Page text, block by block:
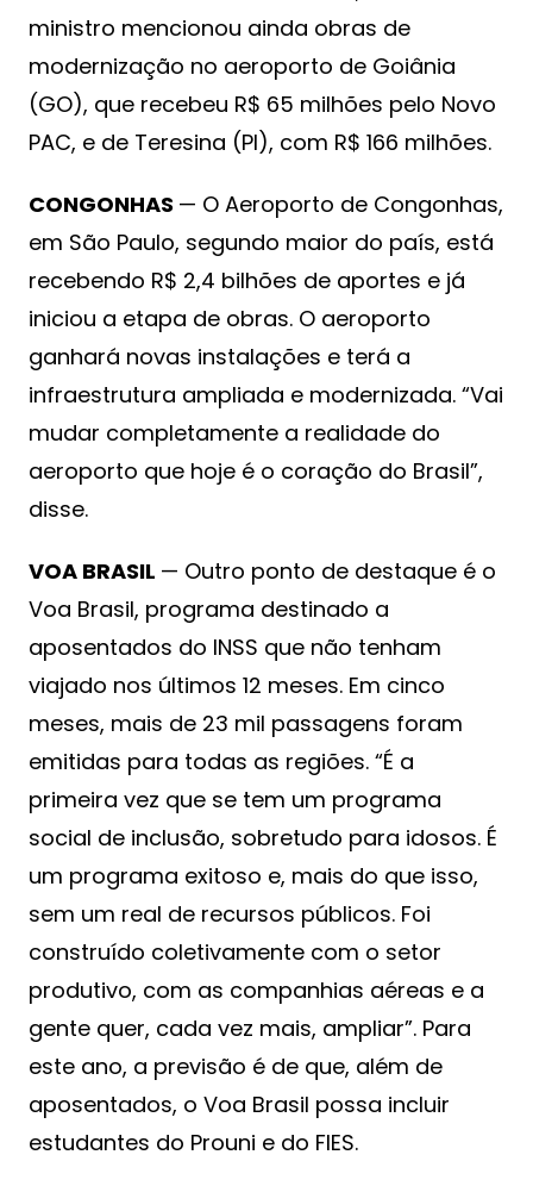
ministro mencionou ainda obras de
modernização no aeroporto de Goiânia
(GO), que recebeu R$ 65 milhões pelo Novo
PAC, e de Teresina (PI), com R$ 166 milhões.
CONGONHAS — O Aeroporto de Congonhas,
em São Paulo, segundo maior do país, está
recebendo R$ 2,4 bilhões de aportes e já
iniciou a etapa de obras. O aeroporto
ganhará novas instalações e terá a
infraestrutura ampliada e modernizada. “Vai
mudar completamente a realidade do
aeroporto que hoje é o coração do Brasil”,
disse.
VOA BRASIL — Outro ponto de destaque é o
Voa Brasil, programa destinado a
aposentados do INSS que não tenham
viajado nos últimos 12 meses. Em cinco
meses, mais de 23 mil passagens foram
emitidas para todas as regiões. “É a
primeira vez que se tem um programa
social de inclusão, sobretudo para idosos. É
um programa exitoso e, mais do que isso,
sem um real de recursos públicos. Foi
construído coletivamente com o setor
produtivo, com as companhias aéreas e a
gente quer, cada vez mais, ampliar”. Para
este ano, a previsão é de que, além de
aposentados, o Voa Brasil possa incluir
estudantes do Prouni e do FIES.